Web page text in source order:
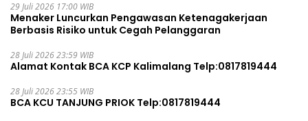
29 Juli 2026 17:00 WIB
Menaker Luncurkan Pengawasan Ketenagakerjaan
Berbasis Risiko untuk Cegah Pelanggaran
28 Juli 2026 23:59 WIB
Alamat Kontak BCA KCP Kalimalang Telp:0817819444
28 Juli 2026 23:55 WIB
BCA KCU TANJUNG PRIOK Telp:0817819444